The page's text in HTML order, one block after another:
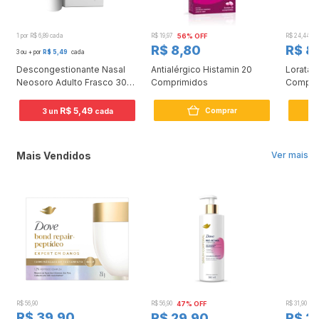
1 por R$ 6,89 cada
3 ou + por R$ 5,49 cada
Descongestionante Nasal
Neosoro Adulto Frasco 30
3 un R$ 5,49 cada
R$ 19,97 56% OFF
R$ 8,80
Antialérgico Histamin 20
Comprimidos
Comprar
R$ 24,44
R$
Ver mais
Mais Vendidos
R$ 56,90 R$ 56,90 47% OFF R$ 31,90